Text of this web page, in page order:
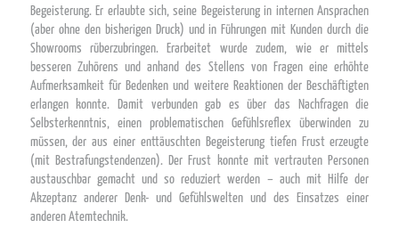
Begeisterung. Er erlaubte sich, seine Begeisterung in internen Ansprachen
(aber ohne den bisherigen Druck) und in Führungen mit Kunden durch die
Showrooms rüberzubringen. Erarbeitet wurde zudem, wie er mittels
besseren Zuhörens und anhand des Stellens von Fragen eine erhöhte
Aufmerksamkeit für Bedenken und weitere Reaktionen der Beschäftigten
erlangen konnte. Damit verbunden gab es über das Nachfragen die
Selbsterkenntnis, einen problematischen Gefühlsreflex überwinden zu
müssen, der aus einer enttäuschten Begeisterung tiefen Frust erzeugte
(mit Bestrafungstendenzen). Der Frust konnte mit vertrauten Personen
austauschbar gemacht und so reduziert werden – auch mit Hilfe der
Akzeptanz anderer Denk- und Gefühlswelten und des Einsatzes einer
anderen Atemtechnik.